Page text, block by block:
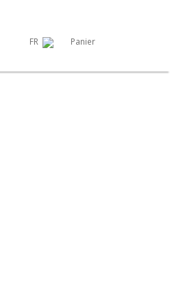
FR Panier